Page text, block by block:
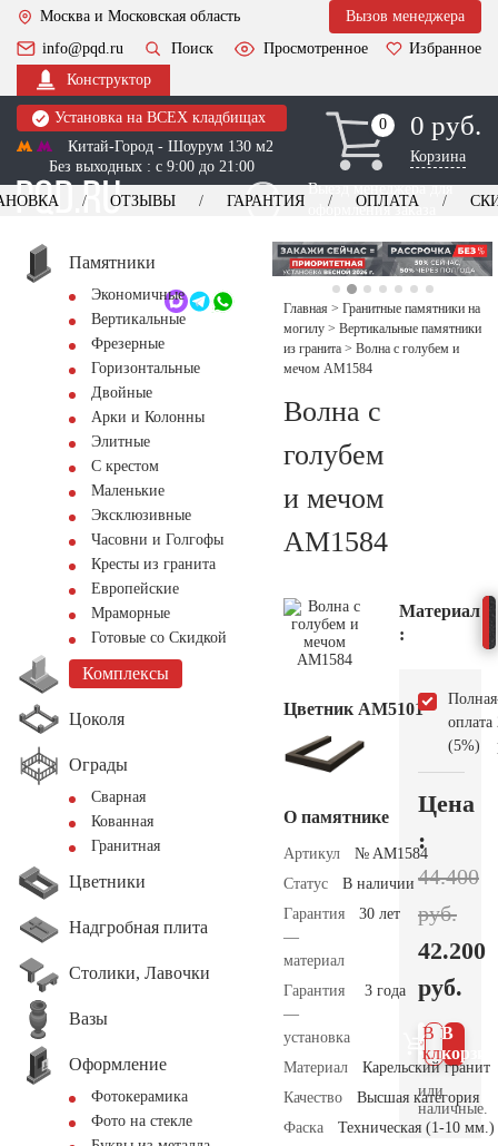
Москва и Московская область
Вызов менеджера
info@pqd.ru
Поиск Просмотренное
Избранное
Конструктор
Установка на ВСЕХ кладбищах
Китай-Город - Шоурум 130 м2
Без выходных : с 9:00 до 21:00
0
0 0 руб.
Корзина
Выезд менеджера для
оформления заказа
+7 (495) 518-44-23
Обратный звонок
ОТЗЫВЫ ГАРАНТИЯ ОПЛАТА
Памятники
Экономичные
Вертикальные
Фрезерные
Горизонтальные
Двойные
Арки и Колонны
Элитные
С крестом
Маленькие
Эксклюзивные
Часовни и Голгофы
Кресты из гранита
Европейские
Мраморные
Готовые со Скидкой
Комплексы
Цоколя
Ограды
Сварная
Кованная
Гранитная
Цветники
Надгробная плита
Столики, Лавочки
Вазы
Оформление
Фотокерамика
Фото на стекле
Главная > Гранитные памятники на
могилу > Вертикальные памятники
из гранита > Волна с голубем и
мечом AM1584
Волна с
голубем
и мечом
AM1584
Цветник АМ5101
О памятнике
Артикул
№ AM1584
Статус
В наличии
Гарантия
—
материал
30 лет
Гарантия
—
установка
3 года
Материал
Карельский гранит
Качество
Высшая категория
Фаска
Техническая (1-10 мм.)
Материал
:
Полная
оплата
(5%)
Цена
:
44.400
руб.
42.200
руб.
В
В 1
клик
или
наличные.